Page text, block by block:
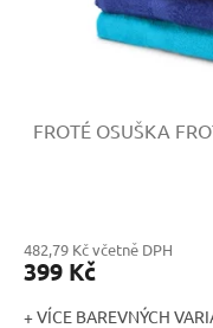
FROTÉ OSUŠKA
482,79 Kč včetně DPH
399 Kč
+ VÍCE BAREVNÝCH